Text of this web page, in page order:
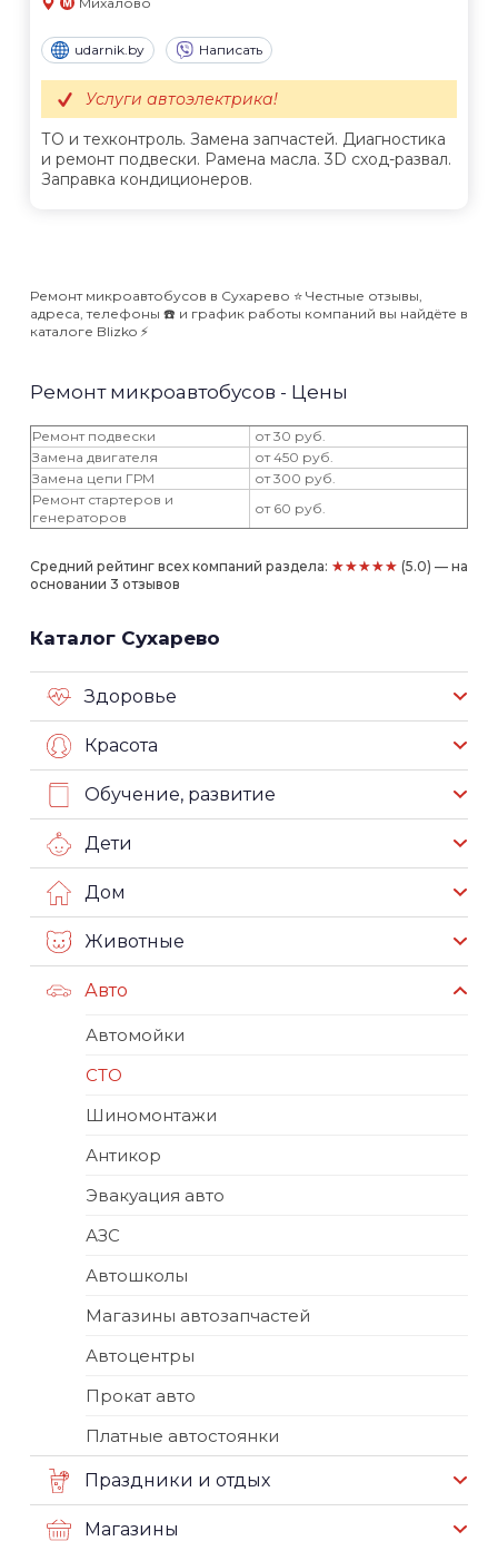
udarnik.by Написать
ТО и техконтроль. Замена запчастей. Диагностика
и ремонт подвески. Pамена масла. 3D сход-развал.
Заправка кондиционеров.
Услуги автоэлектрика!
Ремонт микроавтобусов в Сухарево ⭐️ Честные отзывы,
адреса, телефоны ☎️ и график работы компаний вы найдёте в
каталоге Blizko ⚡️
Ремонт микроавтобусов - Цены
Ремонт подвески
от 30 руб.
Замена двигателя
от 450 руб.
Замена цепи ГРМ
от 300 руб.
Ремонт стартеров и
генераторов
от 60 руб.
Средний рейтинг всех компаний раздела: ★★★★★ (5.0) — на
основании 3 отзывов
Каталог Сухарево
Здоровье
Красота
Обучение, развитие
Дети
Дом
Животные
Авто
Автомойки
СТО
Шиномонтажи
Антикор
Эвакуация авто
АЗС
Автошколы
Магазины автозапчастей
Автоцентры
Прокат авто
Платные автостоянки
Праздники и отдых
Магазины